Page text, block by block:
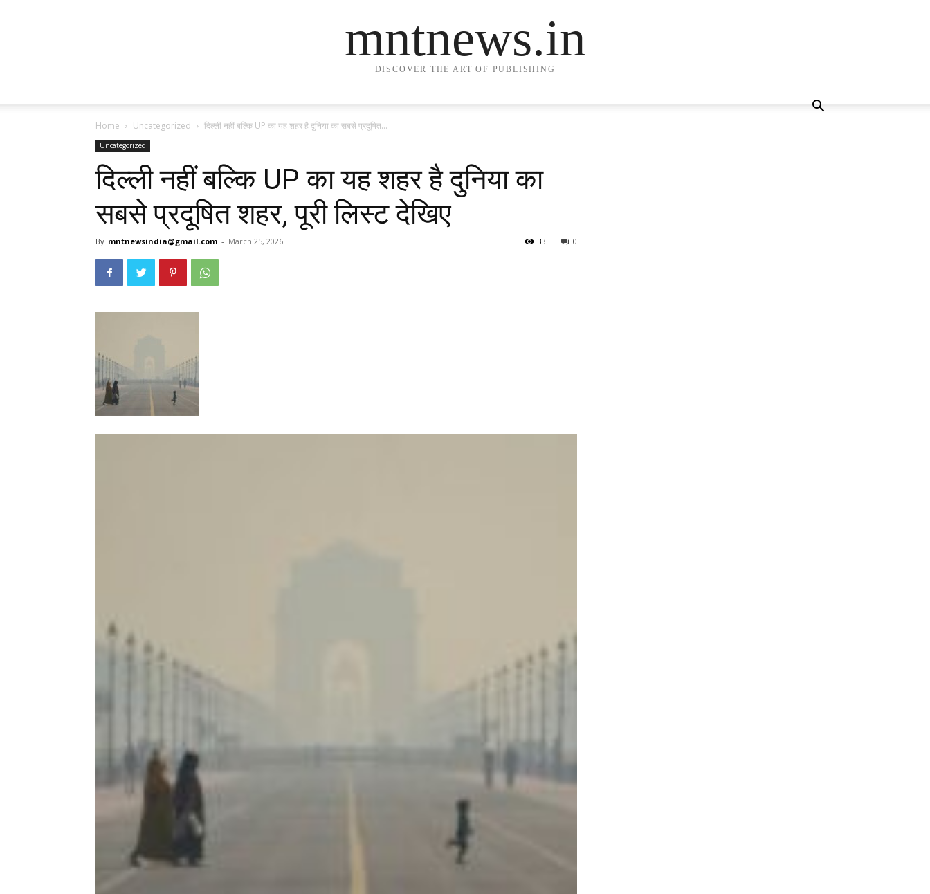
mntnews.in
DISCOVER THE ART OF PUBLISHING
Home Uncategorized दिल्ली नहीं बल्कि UP का यह शहर है दुनिया का सबसे प्रदूषित...
Uncategorized
दिल्ली नहीं बल्कि UP का यह शहर है दुनिया का
सबसे प्रदूषित शहर, पूरी लिस्ट देखिए
By mntnewsindia@gmail.com - March 25, 2026 0
33